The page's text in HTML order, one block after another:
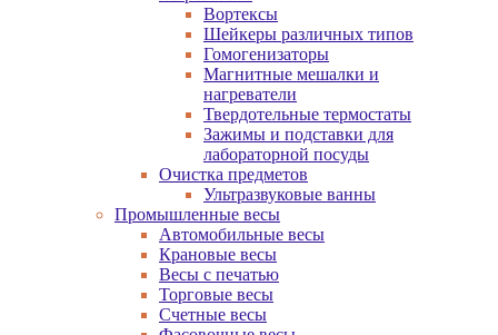
Вортексы
Шейкеры различных типов
Гомогенизаторы
Магнитные мешалки и
нагреватели
Твердотельные термостаты
Зажимы и подставки для
лабораторной посуды
Очистка предметов
Ультразвуковые ванны
Промышленные весы
Автомобильные весы
Крановые весы
Весы с печатью
Торговые весы
Счетные весы